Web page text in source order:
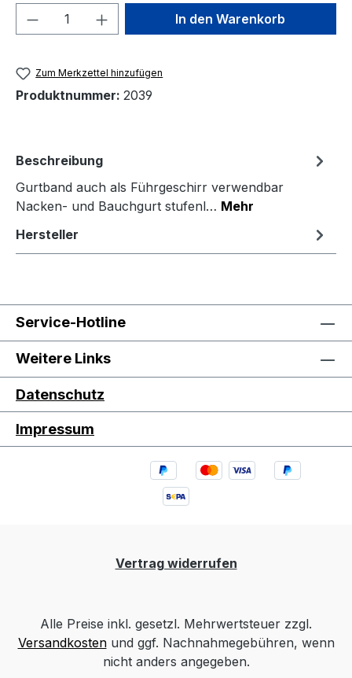
Produkt Anzahl: Gib denIn den Warenkorb
Zum Merkzettel hinzufügen
Produktnummer: 2039
Beschreibung
Gurtband auch als Führgeschirr verwendbar
Nacken- und Bauchgurt stufenl… Mehr
Hersteller
Service-Hotline
Weitere Links
Datenschutz
Impressum
Vertrag widerrufen
Alle Preise inkl. gesetzl. Mehrwertsteuer zzgl.
Versandkostenund ggf. Nachnahmegebühren, wenn
nicht anders angegeben.